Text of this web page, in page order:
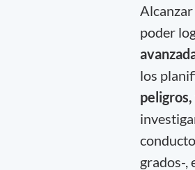
poder
los
peligros,
grados-,